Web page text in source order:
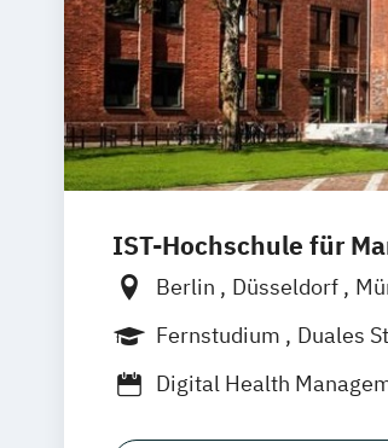
IST-Hochschule für
Berlin Düsseldorf
Weil am Rhein
Innsbruck
Fernstudium Duales
Berufsbegleitendes
Digital Health